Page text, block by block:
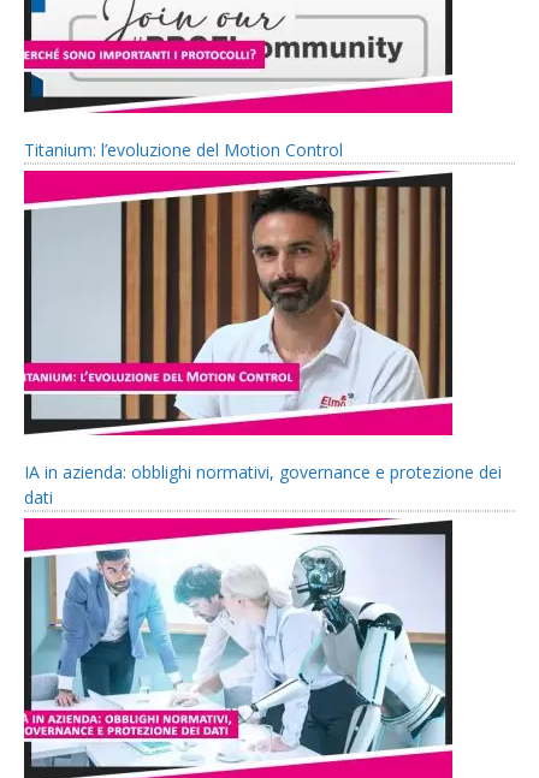
Titanium: l’evoluzione del Motion Control
IA in azienda: obblighi normativi, governance e protezione dei
dati